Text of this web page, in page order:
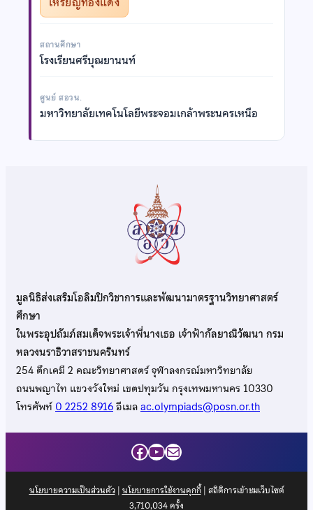
สถานศึกษา
โรงเรียนศรีบุณยานนท์
ศูนย์ สอวน.
มหาวิทยาลัยเทคโนโลยีพระจอมเกล้าพระนครเหนือ
มูลนิธิส่งเสริมโอลิมปิกวิชาการและพัฒนามาตรฐานวิทยาศาสตร์
ศึกษา
ในพระอุปถัมภ์สมเด็จพระเจ้าพี่นางเธอ เจ้าฟ้ากัลยาณิวัฒนา กรม
หลวงนราธิวาสราชนครินทร์
254 ตึกเคมี 2 คณะวิทยาศาสตร์ จุฬาลงกรณ์มหาวิทยาลัย
ถนนพญาไท แขวงวังใหม่ เขตปทุมวัน กรุงเทพมหานคร 10330
โทรศัพท์0 2252 8916อีเมลac.olympiads@posn.or.th
Facebook
YouTube
Mail
นโยบายความเป็นส่วนตัว| นโยบายการใช้งานคุกกี้| สถิติการเข้าชมเว็บไซต์
3,710,034ครั้ง